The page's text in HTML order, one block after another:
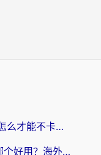
澳洲打逆水寒OL怎么才能不卡？海外玩家国服游戏加速终极指南（附梦幻模拟战地铁跑酷解决办法）
艾希国外加速器哪个好用？海外玩家国服游戏畅玩终极指南（附欧洲玩鸣潮街头篮球实测）